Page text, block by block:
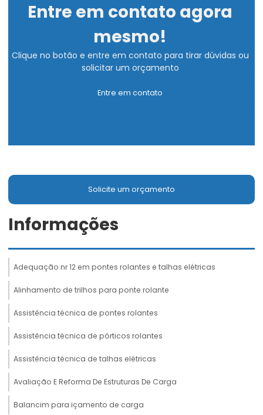
Entre em contato agora
mesmo!
Clique no botão e entre em contato para tirar dúvidas ou
solicitar um orçamento
Entre em contato
Solicite um orçamento
Informações
Adequação nr 12 em pontes rolantes e talhas elétricas
Alinhamento de trilhos para ponte rolante
Assistência técnica de pontes rolantes
Assistência técnica de pórticos rolantes
Assistência técnica de talhas elétricas
Avaliação E Reforma De Estruturas De Carga
Balancim para içamento de carga